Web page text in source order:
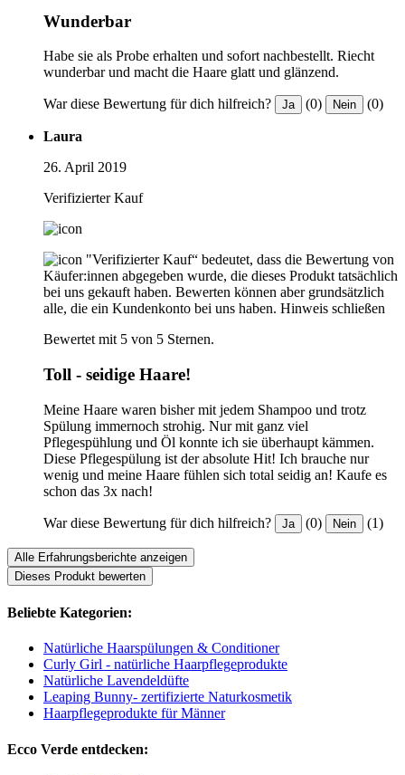
Wunderbar
Habe sie als Probe erhalten und sofort nachbestellt. Riecht
wunderbar und macht die Haare glatt und glänzend.
War diese Bewertung für dich hilfreich? Ja (0) Nein (0)
Laura
26. April 2019
Verifizierter Kauf
"Verifizierter Kauf“ bedeutet, dass die Bewertung von
Käufer:innen abgegeben wurde, die dieses Produkt tatsächlich
bei uns gekauft haben. Bewerten können aber grundsätzlich
alle, die ein Kundenkonto bei uns haben. Hinweis schließen
Bewertet mit 5 von 5 Sternen.
Toll - seidige Haare!
Meine Haare waren bisher mit jedem Shampoo und trotz
Spülung immernoch strohig. Nur mit ganz viel
Pflegespühlung und Öl konnte ich sie überhaupt kämmen.
Diese Pflegespülung ist der absolute Hit! Ich brauche nur
wenig und meine Haare fühlen sich total seidig an! Kaufe es
schon das 3x nach!
War diese Bewertung für dich hilfreich? Ja (0) Nein (1)
Alle Erfahrungsberichte anzeigen
Dieses Produkt bewerten
Beliebte Kategorien:
Natürliche Haarspülungen & Conditioner
Curly Girl - natürliche Haarpflegeprodukte
Natürliche Lavendeldüfte
Leaping Bunny- zertifizierte Naturkosmetik
Haarpflegeprodukte für Männer
Ecco Verde entdecken: